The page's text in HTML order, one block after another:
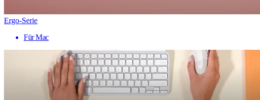
Ergo-Serie
Für Mac